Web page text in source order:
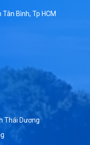
Bình, Tp HCM
Thái Dương